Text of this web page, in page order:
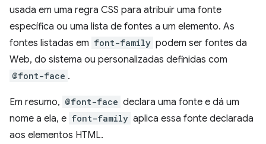
usada em uma regra CSS para atribuir uma fonte
específica ou uma lista de fontes a um elemento. As
fontes listadas em font-family podem ser fontes da
Web, do sistema ou personalizadas definidas com
@font-face .
Em resumo, @font-face declara uma fonte e dá um
nome a ela, e font-family aplica essa fonte declarada
aos elementos HTML.